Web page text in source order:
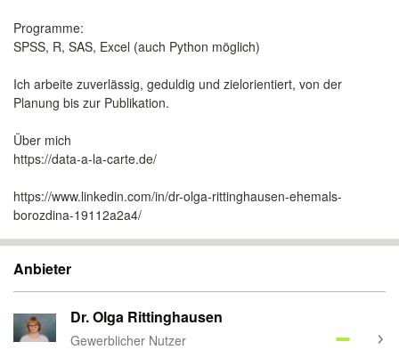
Programme:
SPSS, R, SAS, Excel (auch Python möglich)
Ich arbeite zuverlässig, geduldig und zielorientiert, von der
Planung bis zur Publikation.
Über mich
https://data-a-la-carte.de/
https://www.linkedin.com/in/dr-olga-rittinghausen-ehemals-
borozdina-19112a2a4/
Anbieter
Dr. Olga Rittinghausen
Gewerblicher Nutzer